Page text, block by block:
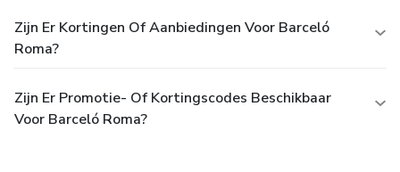
Zijn Er Kortingen Of Aanbiedingen Voor Barceló
Roma?
Zijn Er Promotie- Of Kortingscodes Beschikbaar
Voor Barceló Roma?